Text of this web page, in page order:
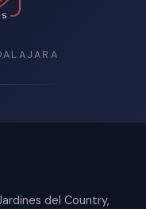
del Country,